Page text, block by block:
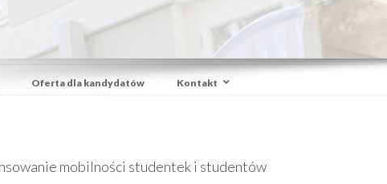
Oferta dla kandydatów Kontakt
mobilności studentek i studentów